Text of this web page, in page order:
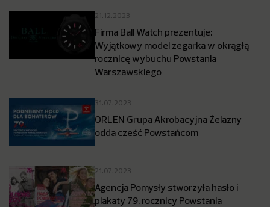
21.12.2023
Firma Ball Watch prezentuje:
Wyjątkowy model zegarka w okrągłą
rocznicę wybuchu Powstania
Warszawskiego
31.07.2023
ORLEN Grupa Akrobacyjna Żelazny
odda cześć Powstańcom
21.07.2023
Agencja Pomysły stworzyła hasło i
plakaty 79. rocznicy Powstania